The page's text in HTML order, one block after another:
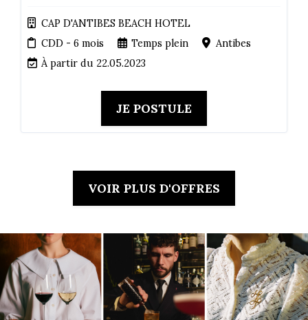
CAP D'ANTIBES BEACH HOTEL
CDD - 6 mois
Temps plein
Antibes
À partir du 22.05.2023
JE POSTULE
VOIR PLUS D'OFFRES